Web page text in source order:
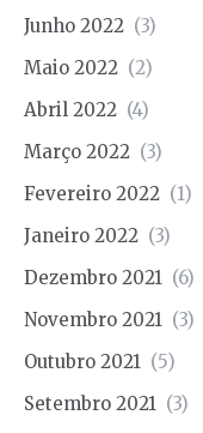
Junho 2022 (3)
Maio 2022 (2)
Abril 2022 (4)
Março 2022 (3)
Fevereiro 2022 (1)
Janeiro 2022 (3)
Dezembro 2021 (6)
Novembro 2021 (3)
Outubro 2021 (5)
Setembro 2021 (3)